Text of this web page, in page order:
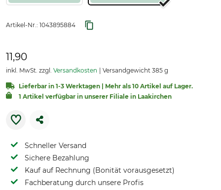
Artikel-Nr.: 1043895884
11,90
inkl. MwSt. zzgl. Versandkosten Versandgewicht 385 g
Lieferbar in 1-3 Werktagen | Mehr als 10 Artikel auf Lager.
1 Artikel verfügbar in unserer Filiale in Laakirchen
Schneller Versand
Sichere Bezahlung
Kauf auf Rechnung (Bonität vorausgesetzt)
Fachberatung durch unsere Profis